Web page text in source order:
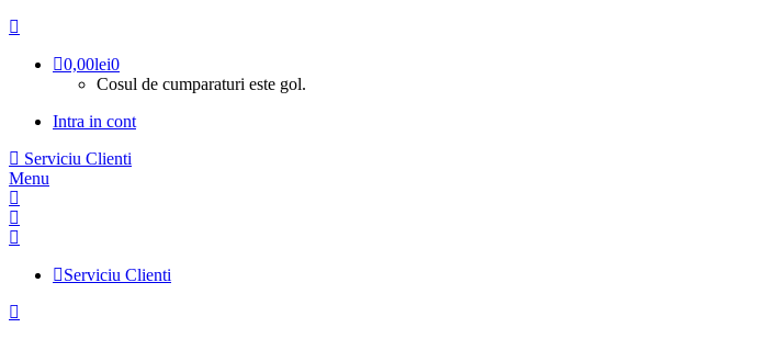
0,00lei0
Cosul de cumparaturi este gol.
Intra in cont
Serviciu Clienti
Menu
Serviciu Clienti